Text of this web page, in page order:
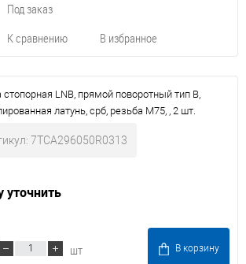
К сравнению В избранное
Под заказ
стопорная LNB, прямой поворотный тип В,
латунь, срб, резьба M75, , 2 шт.
7TCA296050R0313
уточнить
шт В корзину